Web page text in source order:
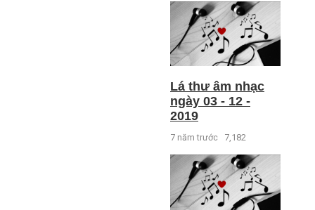
Lá thư âm nhạc
ngày 03 - 12 -
2019
7 năm trước 7,182